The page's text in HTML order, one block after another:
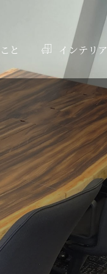
と インテリア